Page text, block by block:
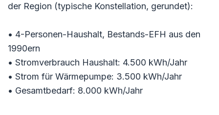
der Region (typische Konstellation, gerundet):
• 4-Personen-Haushalt, Bestands-EFH aus den
1990ern
• Stromverbrauch Haushalt: 4.500 kWh/Jahr
• Strom für Wärmepumpe: 3.500 kWh/Jahr
• Gesamtbedarf: 8.000 kWh/Jahr